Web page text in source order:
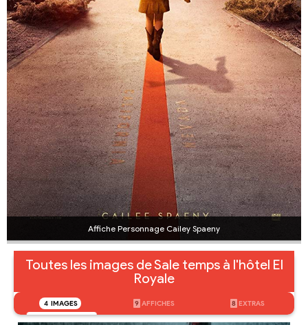
Affiche Personnage Cailey Spaeny
Toutes les images de Sale temps à l'hôtel El
Royale
4 IMAGES 9 AFFICHES 8 EXTRAS